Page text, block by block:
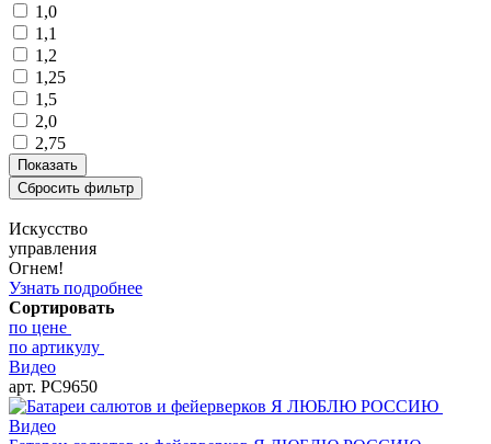
1,0
1,1
1,2
1,25
1,5
2,0
2,75
Искусство
управления
Огнем!
Узнать подробнее
Сортировать
по цене
по артикулу
Видео
арт. РС9650
Видео